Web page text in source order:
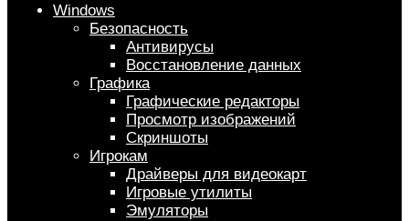
Windows
Безопасность
Антивирусы
Восстановление данных
Графика
Графические редакторы
Просмотр изображений
Скриншоты
Игрокам
Драйверы для видеокарт
Игровые утилиты
Эмуляторы